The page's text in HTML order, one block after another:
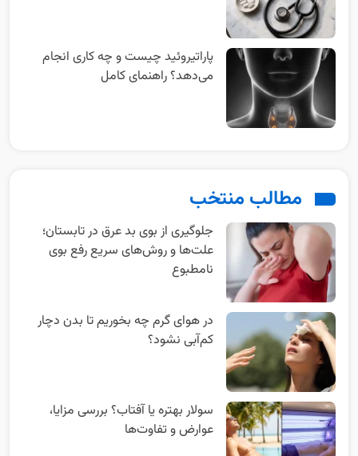
پاراتیروئید چیست و چه کاری انجام
می‌دهد؟ راهنمای کامل
مطالب منتخب
جلوگیری از بوی بد عرق در تابستان؛
علت‌ها و روش‌های سریع رفع بوی
نامطبوع
در هوای گرم چه بخوریم تا بدن دچار
کم‌آبی نشود؟
سولار بهتره یا آفتاب؟ بررسی مزایا،
عوارض و تفاوت‌ها